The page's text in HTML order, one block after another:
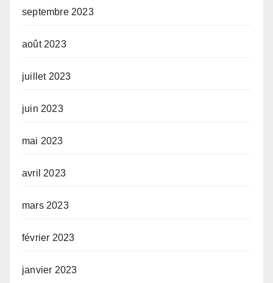
septembre 2023
août 2023
juillet 2023
juin 2023
mai 2023
avril 2023
mars 2023
février 2023
janvier 2023